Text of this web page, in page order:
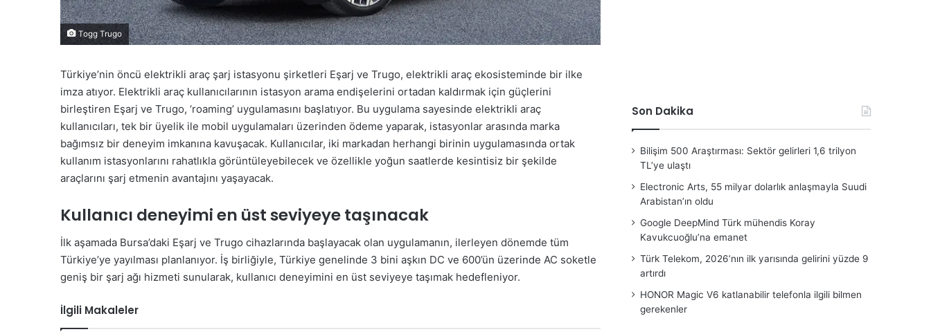
Togg Trugo
Türkiye’nin öncü elektrikli araç şarj istasyonu şirketleri Eşarj ve Trugo, elektrikli araç ekosisteminde bir ilke
imza atıyor. Elektrikli araç kullanıcılarının istasyon arama endişelerini ortadan kaldırmak için güçlerini
birleştiren Eşarj ve Trugo, ‘roaming’ uygulamasını başlatıyor. Bu uygulama sayesinde elektrikli araç
kullanıcıları, tek bir üyelik ile mobil uygulamaları üzerinden ödeme yaparak, istasyonlar arasında marka
bağımsız bir deneyim imkanına kavuşacak. Kullanıcılar, iki markadan herhangi birinin uygulamasında ortak
kullanım istasyonlarını rahatlıkla görüntüleyebilecek ve özellikle yoğun saatlerde kesintisiz bir şekilde
araçlarını şarj etmenin avantajını yaşayacak.
Kullanıcı deneyimi en üst seviyeye taşınacak
İlk aşamada Bursa’daki Eşarj ve Trugo cihazlarında başlayacak olan uygulamanın, ilerleyen dönemde tüm
Türkiye’ye yayılması planlanıyor. İş birliğiyle, Türkiye genelinde 3 bini aşkın DC ve 600’ün üzerinde AC soketle
geniş bir şarj ağı hizmeti sunularak, kullanıcı deneyimini en üst seviyeye taşımak hedefleniyor.
İlgili Makaleler
Son Dakika
Bilişim 500 Araştırması: Sektör gelirleri 1,6 trilyon
TL’ye ulaştı
Electronic Arts, 55 milyar dolarlık anlaşmayla Suudi
Arabistan’ın oldu
Google DeepMind Türk mühendis Koray
Kavukcuoğlu’na emanet
Türk Telekom, 2026’nın ilk yarısında gelirini yüzde 9
artırdı
HONOR Magic V6 katlanabilir telefonla ilgili bilmen
gerekenler